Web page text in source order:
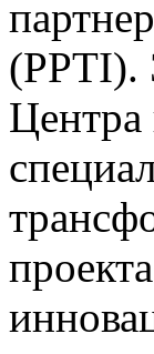
(PPTI).
Центра